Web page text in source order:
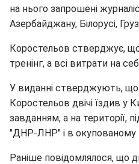
на нього запрошені
Азербайджану, Білорусі,
Коростельов стверджує,
тренінг, а всі витрати на
У виданні стверджують, що
Коростельов двічі їздив у
завданням, а на території,
"ДНР-ЛНР" і в окупованому
Раніше повідомлялося, що